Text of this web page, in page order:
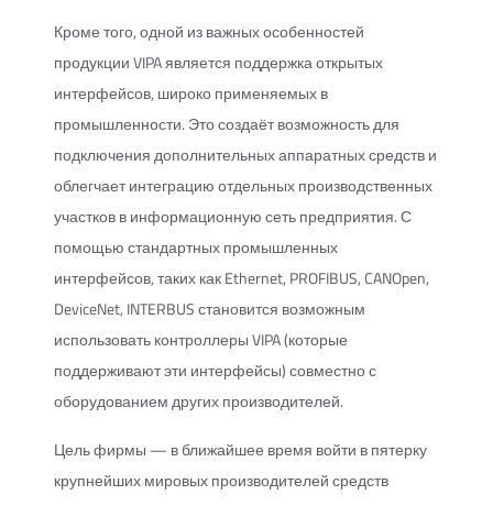
Кроме того, одной из важных особенностей
продукции VIPA является поддержка открытых
интерфейсов, широко применяемых в
промышленности. Это создаёт возможность для
подключения дополнительных аппаратных средств и
облегчает интеграцию отдельных производственных
участков в информационную сеть предприятия. С
помощью стандартных промышленных
интерфейсов, таких как Ethernet, PROFIBUS, CANOpen,
DeviceNet, INTERBUS становится возможным
использовать контроллеры VIPA (которые
поддерживают эти интерфейсы) совместно с
оборудованием других производителей.
Цель фирмы — в ближайшее время войти в пятерку
крупнейших мировых производителей средств